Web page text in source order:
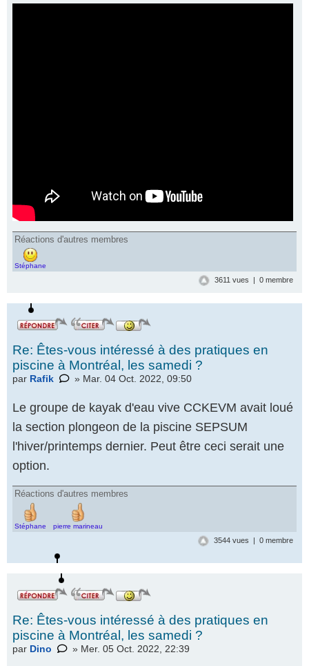
Réactions d'autres membres
Stéphane
3611 vues | 0 membre
Re: Êtes-vous intéressé à des pratiques en
piscine à Montréal, les samedi ?
par Rafik » Mar. 04 Oct. 2022, 09:50
Le groupe de kayak d'eau vive CCKEVM avait loué
la section plongeon de la piscine SEPSUM
l'hiver/printemps dernier. Peut être ceci serait une
option.
Réactions d'autres membres
Stéphane pierre marineau
3544 vues | 0 membre
Re: Êtes-vous intéressé à des pratiques en
piscine à Montréal, les samedi ?
par Dino » Mer. 05 Oct. 2022, 22:39